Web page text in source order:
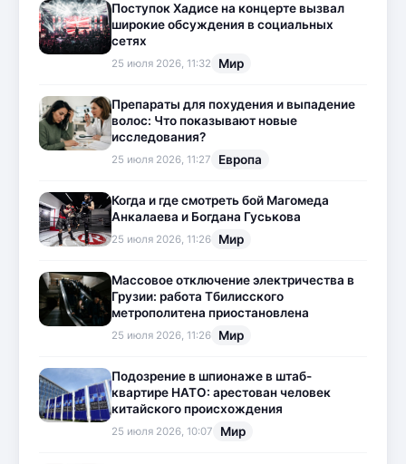
Поступок Хадисе на концерте вызвал
широкие обсуждения в социальных
сетях
25 июля 2026, 11:32 Мир
Препараты для похудения и выпадение
волос: Что показывают новые
исследования?
25 июля 2026, 11:27 Европа
Когда и где смотреть бой Магомеда
Анкалаева и Богдана Гуськова
25 июля 2026, 11:26 Мир
Массовое отключение электричества в
Грузии: работа Тбилисского
метрополитена приостановлена
25 июля 2026, 11:26 Мир
Подозрение в шпионаже в штаб-
квартире НАТО: арестован человек
китайского происхождения
25 июля 2026, 10:07 Мир